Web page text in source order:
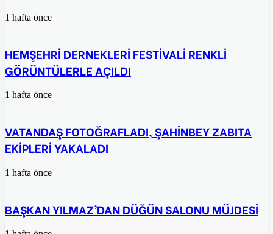
1 hafta önce
HEMŞEHRİ DERNEKLERİ FESTİVALİ RENKLİ
GÖRÜNTÜLERLE AÇILDI
1 hafta önce
VATANDAŞ FOTOĞRAFLADI, ŞAHİNBEY ZABITA
EKİPLERİ YAKALADI
1 hafta önce
BAŞKAN YILMAZ’DAN DÜĞÜN SALONU MÜJDESİ